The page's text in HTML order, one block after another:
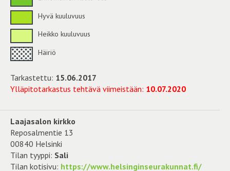
Hyvä kuuluvuus
Heikko kuuluvuus
Häiriö
Tarkastettu: 15.06.2017
Ylläpitotarkastus tehtävä viimeistään: 10.07.2020
Laajasalon kirkko
Reposalmentie 13
00840 Helsinki
Tilan tyyppi: Sali
Tilan kotisivu: https://www.helsinginseurakunnat.fi/